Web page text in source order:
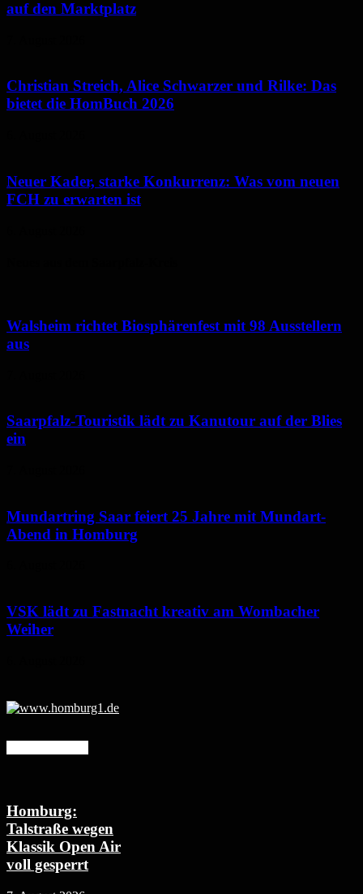
auf den Marktplatz
Christian Streich, Alice Schwarzer und Rilke: Das
bietet die HomBuch 2026
Neuer Kader, starke Konkurrenz: Was vom neuen
FCH zu erwarten ist
Walsheim richtet Biosphärenfest mit 98 Ausstellern
aus
Saarpfalz-Touristik lädt zu Kanutour auf der Blies
ein
Mundartring Saar feiert 25 Jahre mit Mundart-
Abend in Homburg
VSK lädt zu Fastnacht kreativ am Wombacher
Weiher
Homburg:
Talstraße wegen
Klassik Open Air
voll gesperrt